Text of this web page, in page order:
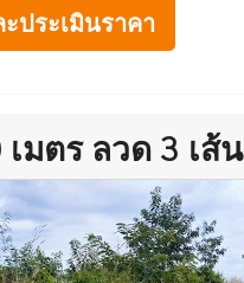
ประเมินราคา
เมตร ลวด 3 เส้น